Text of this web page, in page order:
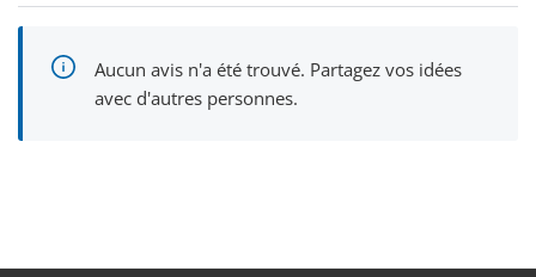
Aucun avis n'a été trouvé. Partagez vos idées
avec d'autres personnes.